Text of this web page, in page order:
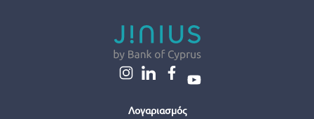
Λογαριασμός